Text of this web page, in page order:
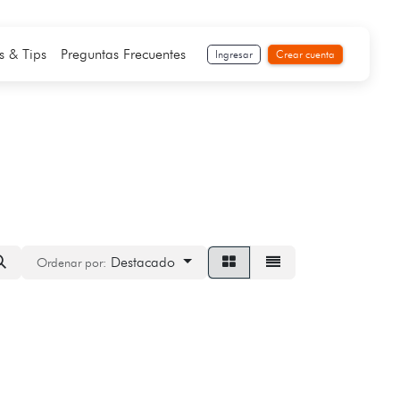
& Tips Preguntas Frecuentes Ingresar Crear cuenta
Ordenar por: Destacado